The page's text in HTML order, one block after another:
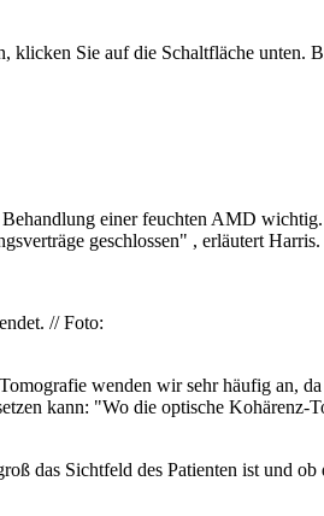
klicken Sie auf die Schaltfläche unten.
einer feuchten AMD
geschlossen" , erläutert Harris.
// Foto:
wenden wir sehr häufig an,
kann: "Wo die optische
das Sichtfeld des Patienten ist und